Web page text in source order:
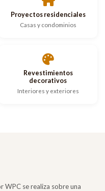
Proyectos residenciales
Casas y condominios
Revestimientos
decorativos
Interiores y exteriores
WPC se realiza sobre una